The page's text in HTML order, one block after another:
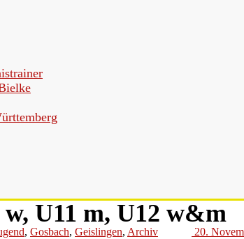
w, U11 m, U12 w&m
, Gosbach, Geislingen, Archiv 20.